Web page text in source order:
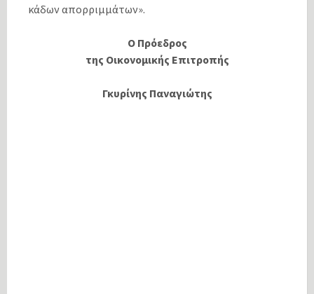
κάδων απορριμμάτων».
Ο Πρόεδρος
της Οικονομικής Επιτροπής
Γκυρίνης Παναγιώτης